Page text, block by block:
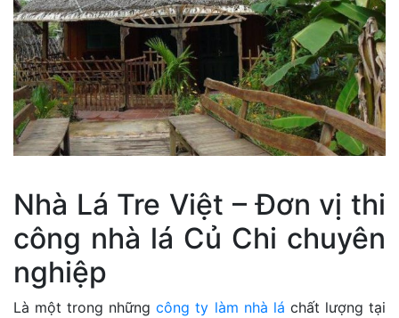
Nhà Lá Tre Việt – Đơn vị thi
công nhà lá Củ Chi chuyên
nghiệp
Là một trong nhữngcông ty làm nhà lá chất lượng tại